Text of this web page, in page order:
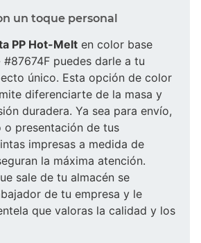
un toque personal
PP Hot-Melt en color base
puedes darle a tu
único. Esta opción de color
diferenciarte de la masa y
duradera. Ya sea para envío,
o presentación de tus
impresas a medida de
la máxima atención.
sale de tu almacén se
de tu empresa y le
que valoras la calidad y los